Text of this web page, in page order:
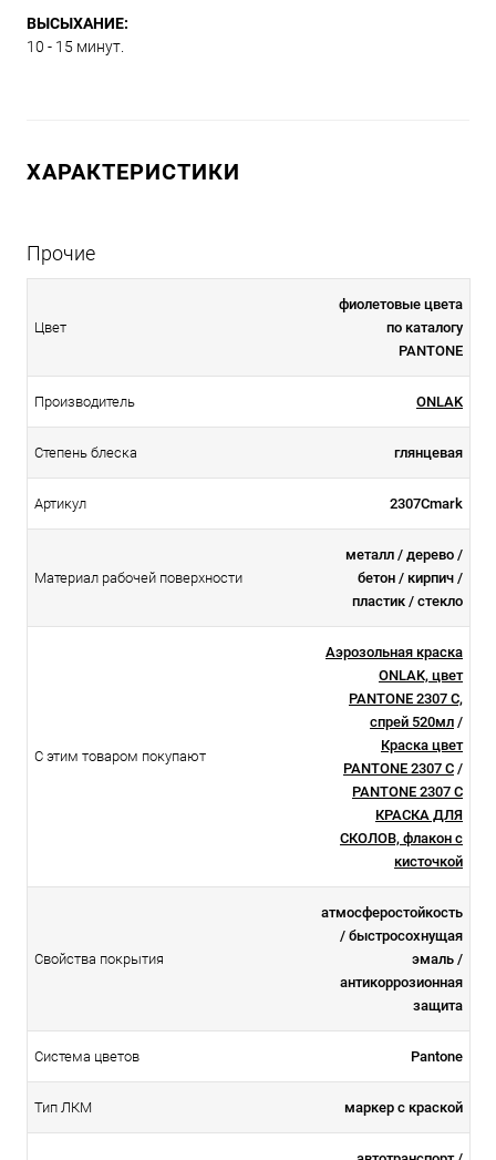
ВЫСЫХАНИЕ:
10 - 15 минут.
ХАРАКТЕРИСТИКИ
Прочие
Цвет
фиолетовые цвета
по каталогу
PANTONE
Производитель ONLAK
Степень блеска глянцевая
Артикул 2307Cmark
Материал рабочей поверхности
металл / дерево /
бетон / кирпич /
пластик / стекло
С этим товаром покупают
Аэрозольная краска
ONLAK, цвет
PANTONE 2307 C,
спрей 520мл /
Краска цвет
PANTONE 2307 C /
PANTONE 2307 C
КРАСКА ДЛЯ
СКОЛОВ, флакон с
кисточкой
Свойства покрытия
атмосферостойкоcть
/ быстросохнущая
эмаль /
антикоррозионная
защита
Система цветов Pantone
Тип ЛКМ маркер с краской